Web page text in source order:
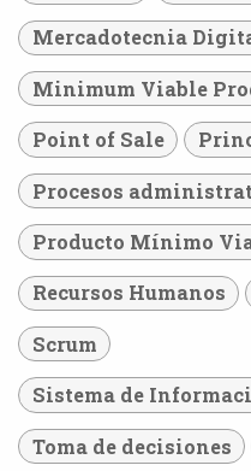
Mercadotecnia
Minimum Viable
Point of Sale
Procesos
Producto Mínimo
Recursos Humanos
Scrum
Sistema de
Toma de decisiones